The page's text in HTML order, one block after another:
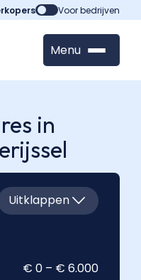
Voor bedrijven
Menu
in
Uitklappen
€ 0 – € 6.000